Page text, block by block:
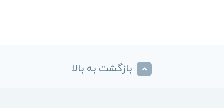
بازگشت به بالا